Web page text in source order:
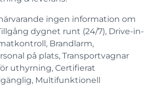
ingen information om
dygnet runt (24/7), Drive-in-
Brandlarm,
på plats, Transportvagnar
uthyrning, Certifierat
Multifunktionell